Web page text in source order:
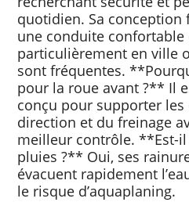
quotidien. Sa conception
une conduite confortable
particulièrement en ville
sont fréquentes.
pour la roue avant ?** Il
conçu pour supporter
direction et du freinage
meilleur contrôle. **Est-
pluies ?** Oui, ses
évacuent rapidement
le risque d’aquaplaning.